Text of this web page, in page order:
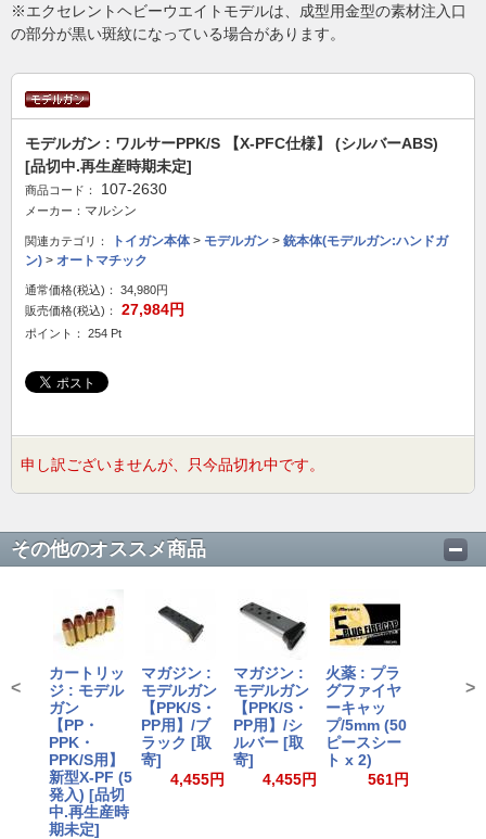
※エクセレントヘビーウエイトモデルは、成型用金型の素材注入口
の部分が黒い斑紋になっている場合があります。
モデルガン : ワルサーPPK/S 【X-PFC仕様】 (シルバーABS)
[品切中.再生産時期未定]
商品コード： 107-2630
メーカー： マルシン
関連カテゴリ： トイガン本体> モデルガン > 銃本体(モデルガン:ハンドガ
ン) > オートマチック
通常価格(税込)：
34,980円
販売価格(税込)：
27,984円
ポイント： 254 Pt
申し訳ございませんが、只今品切れ中です。
その他のオススメ商品
カートリッ
ジ : モデル
ガン
【PP・
PPK・
PPK/S用】
新型X-PF (5
発入) [品切
中.再生産時
期未定]
マガジン :
モデルガン
【PPK/S・
PP用】/ブ
ラック [取
寄]
4,455円
マガジン :
モデルガン
【PPK/S・
PP用】/シ
ルバー [取
寄]
4,455円
火薬 : プラ
グファイヤ
ーキャッ
プ/5mm (50
ピースシー
ト x 2)
561円
< >